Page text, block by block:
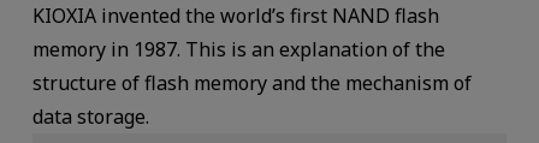
KIOXIA invented the world’s first NAND flash
memory in 1987. This is an explanation of the
structure of flash memory and the mechanism of
data storage.